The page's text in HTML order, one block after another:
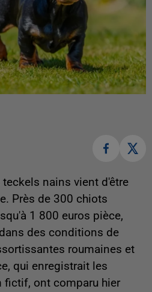
nains vient d'être
Près de 300 chiots
1 800 euros pièce,
des conditions de
roumaines et
qui enregistrait les
fictif, ont comparu hier